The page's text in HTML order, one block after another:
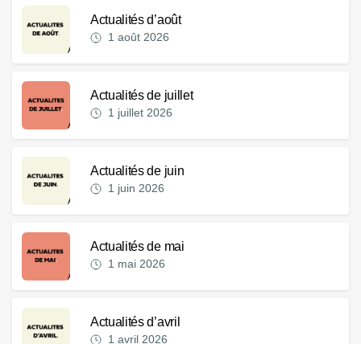
Actualités d’août
1 août 2026
Actualités de juillet
1 juillet 2026
Actualités de juin
1 juin 2026
Actualités de mai
1 mai 2026
Actualités d’avril
1 avril 2026